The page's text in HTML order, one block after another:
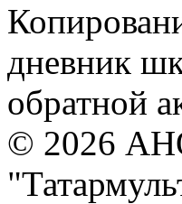
дневник
обратной
© 2026